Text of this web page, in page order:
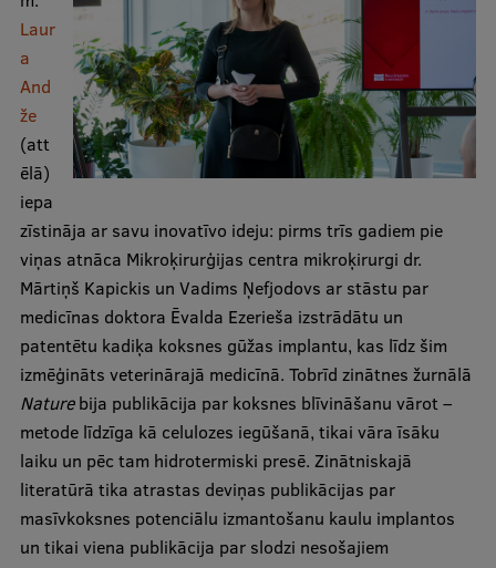
Laur
a
And
že
(att
ēlā)
iepa
zīstināja ar savu inovatīvo ideju: pirms trīs gadiem pie
viņas atnāca Mikroķirurģijas centra mikroķirurgi dr.
Mārtiņš Kapickis un Vadims Ņefjodovs ar stāstu par
medicīnas doktora Ēvalda Ezerieša izstrādātu un
patentētu kadiķa koksnes gūžas implantu, kas līdz šim
izmēģināts veterinārajā medicīnā. Tobrīd zinātnes žurnālā
Naturebija publikācija par koksnes blīvināšanu vārot –
metode līdzīga kā celulozes iegūšanā, tikai vāra īsāku
laiku un pēc tam hidrotermiski presē. Zinātniskajā
literatūrā tika atrastas deviņas publikācijas par
masīvkoksnes potenciālu izmantošanu kaulu implantos
un tikai viena publikācija par slodzi nesošajiem